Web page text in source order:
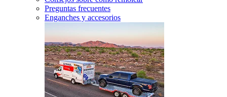
Preguntas frecuentes
Enganches y accesorios